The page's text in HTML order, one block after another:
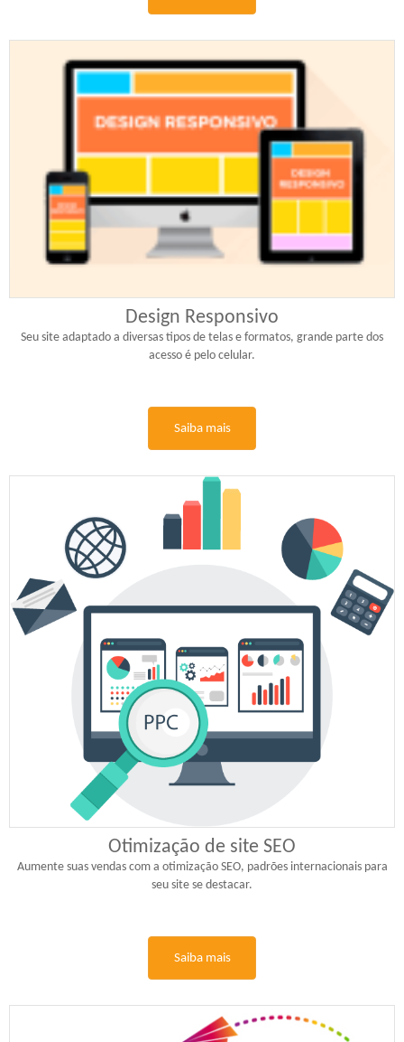
Design Responsivo
Seu site adaptado a diversas tipos de telas e formatos, grande parte dos
acesso é pelo celular.
Saiba mais
Otimização de site SEO
Aumente suas vendas com a otimização SEO, padrões internacionais para
seu site se destacar.
Saiba mais